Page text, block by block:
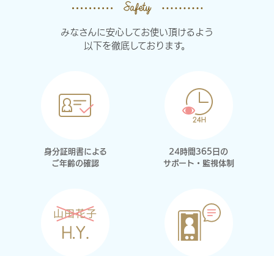
みなさんに安心してお使い頂けるよう
以下を徹底しております。
身分証明書による
ご年齢の確認
24時間365日の
サポート・監視体制